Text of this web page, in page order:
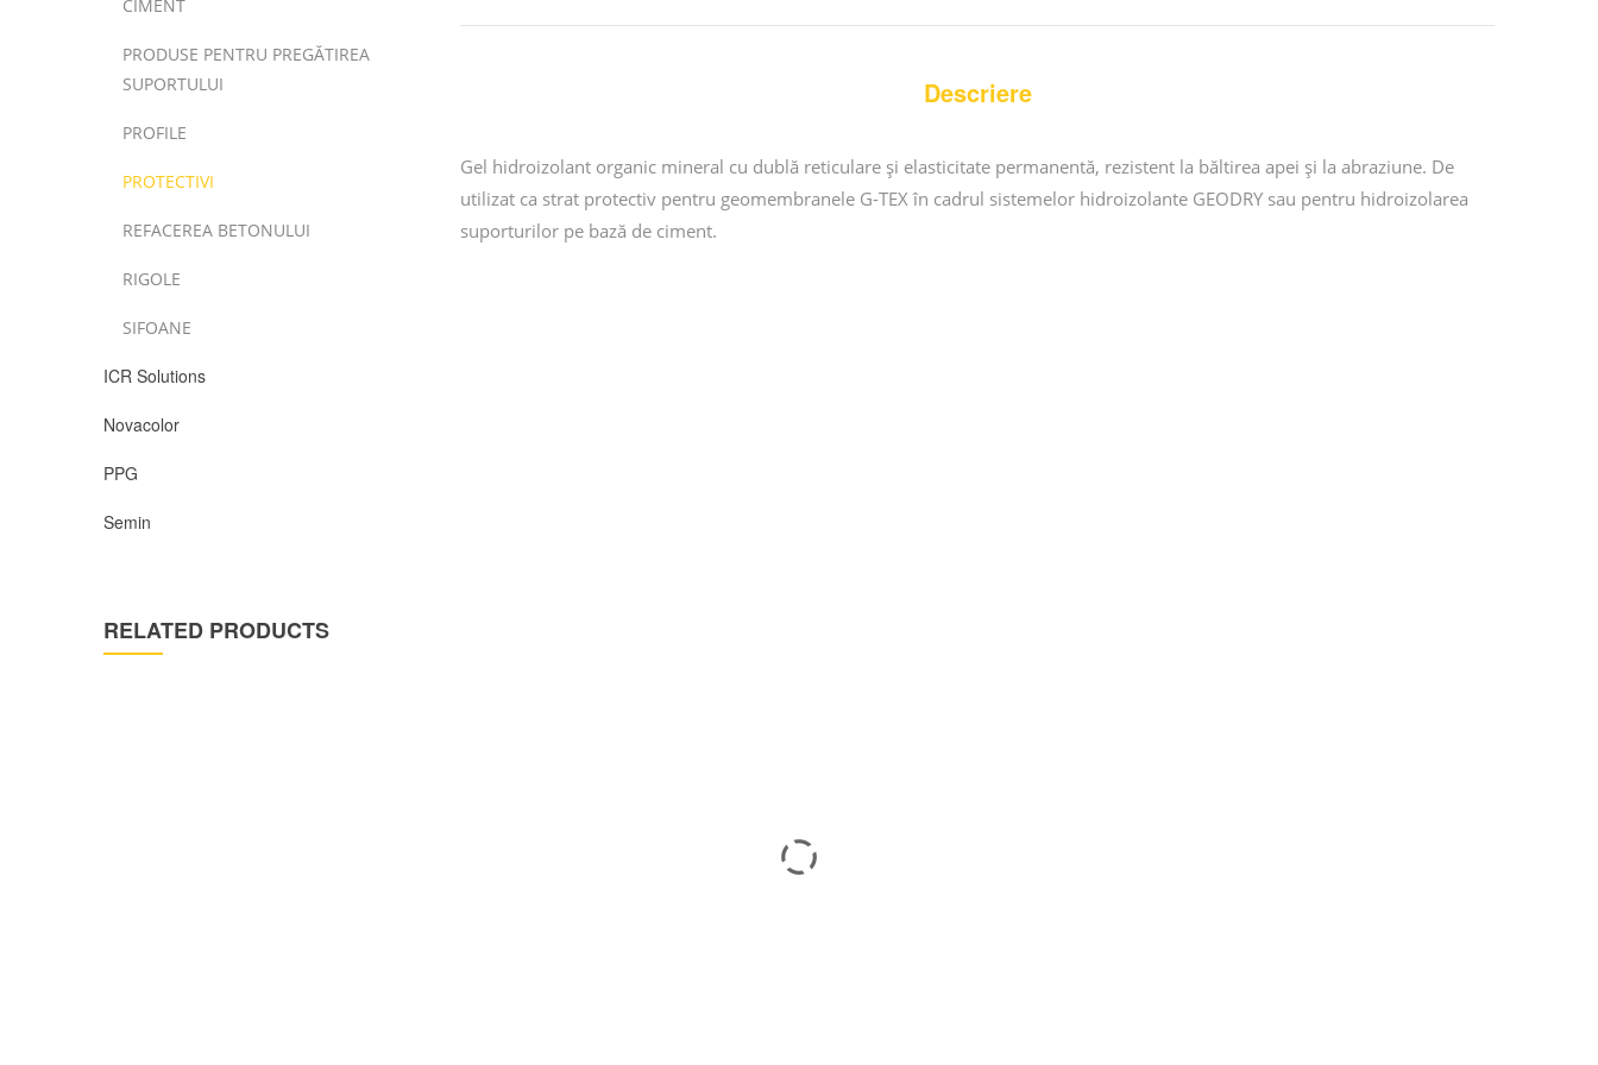
Descriere
Gel hidroizolant organic mineral cu dublă reticulare și elasticitate permanentă, rezistent la băltirea apei și la abraziune. De
utilizat ca strat protectiv pentru geomembranele G-TEX în cadrul sistemelor hidroizolante GEODRY sau pentru hidroizolarea
suporturilor pe bază de ciment.
CIMENT
PRODUSE PENTRU PREGĂTIREA
SUPORTULUI
PROFILE
PROTECTIVI
REFACEREA BETONULUI
RIGOLE
SIFOANE
ICR Solutions
Novacolor
PPG
Semin
RELATED PRODUCTS